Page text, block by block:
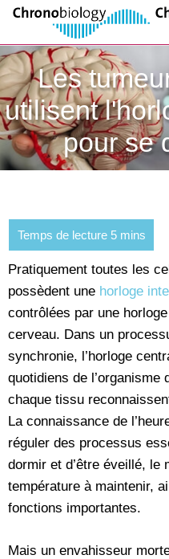
Les
utilisent
pour se
Pratiquement toutes les
possèdent une horloge
contrôlées par une
cerveau. Dans un
synchronie, l’horloge
quotidiens de
chaque tissu
La connaissance de
réguler des processus
dormir et d’être éveillé, le
température à maintenir,
fonctions importantes.
Mais un envahisseur